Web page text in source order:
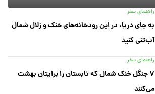
راهنمای سفر
به جای دریا، در این رودخانه‌های خنک و زلال شمال
آب‌تنی کنید
راهنمای سفر
۷ جنگل خنک شمال که تابستان را برایتان بهشت
می‌کنند